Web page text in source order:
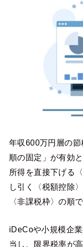
年収600万円層の
順の固定」が有効
所得を直接下げる
し引く〈税額控除
〈非課税枠〉の順
iDeCoや小規模企
当し、限界税率が